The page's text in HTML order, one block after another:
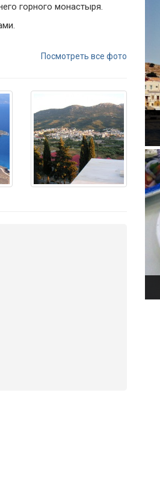
горного монастыря.
Посмотреть все фото